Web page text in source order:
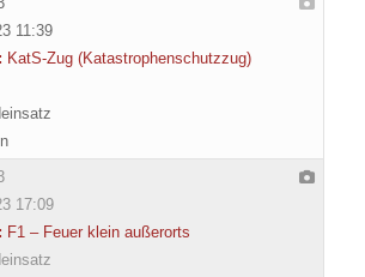
11:39
KatS-Zug (Katastrophenschutzzug)
17:09
F1 – Feuer klein außerorts